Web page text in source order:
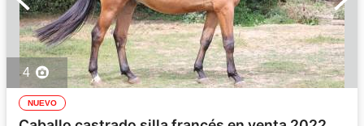
4
NUEVO